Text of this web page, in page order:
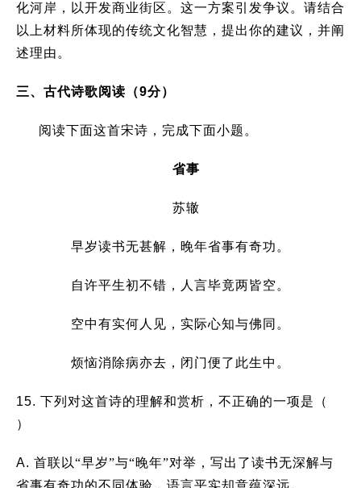
化河岸，以开发商业街区。这一方案引发争议。请结合
以上材料所体现的传统文化智慧，提出你的建议，并阐
述理由。
三、古代诗歌阅读（9分）
阅读下面这首宋诗，完成下面小题。
省事
苏辙
早岁读书无甚解，晚年省事有奇功。
自许平生初不错，人言毕竟两皆空。
空中有实何人见，实际心知与佛同。
烦恼消除病亦去，闭门便了此生中。
15. 下列对这首诗的理解和赏析，不正确的一项是（
）
A. 首联以“早岁”与“晚年”对举，写出了读书无深解与
省事有奇功的不同体验，语言平实却意蕴深远。